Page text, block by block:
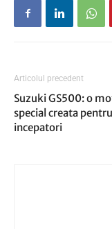
Articolul precedent
Suzuki GS500: o
special creata pentru
incepatori